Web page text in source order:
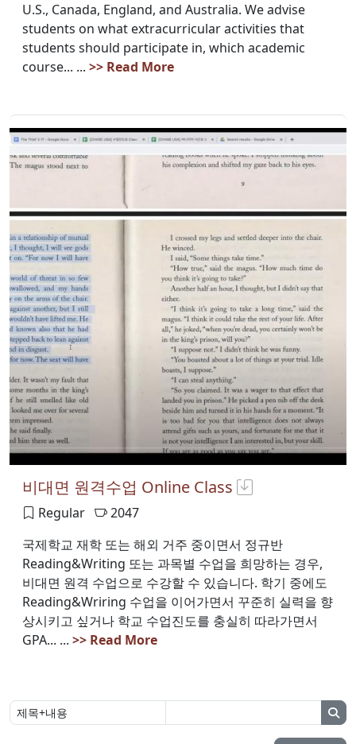
U.S., Canada, England, and Australia. We advise
students on what extracurricular activities that
students should participate in, which academic
course... ... >> Read More
비대면 원격수업 Online Class
Regular
2047
국제학교 재학 또는 해외 거주 중이면서 정규반
Reading&Writing 또는 과목별 수업을 희망하는 경우,
비대면 원격 수업으로 수강할 수 있습니다. 학기 중에도
Reading&Wriring 수업을 이어가면서 꾸준히 실력을 향
상시키고 싶거나 학교 수업진도를 충실히 따라가면서
GPA... ... >> Read More